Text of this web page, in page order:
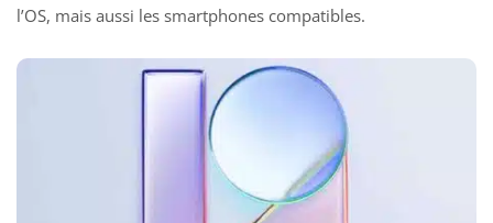
l’OS, mais aussi les smartphones compatibles.